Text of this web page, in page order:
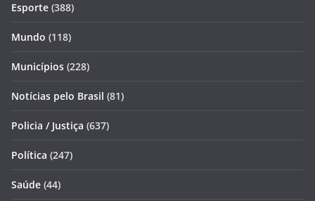
Esporte (388)
Mundo (118)
Municípios (228)
Notícias pelo Brasil (81)
Policia / Justiça (637)
Política (247)
Saúde (44)